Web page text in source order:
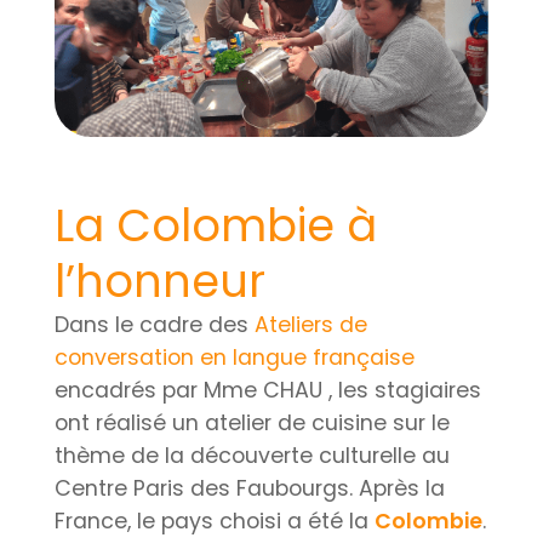
La Colombie à
l’honneur​
Dans le cadre des Ateliers de
conversation en langue française
encadrés par Mme CHAU , les stagiaires
ont réalisé un atelier de cuisine sur le
thème de la découverte culturelle au
Centre Paris des Faubourgs. Après la
France, le pays choisi a été la Colombie.